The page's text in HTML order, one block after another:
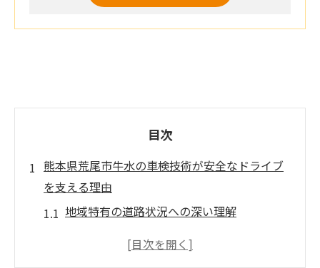
目次
熊本県荒尾市牛水の車検技術が安全なドライブ
を支える理由
地域特有の道路状況への深い理解
技術者の経験と高いスキル